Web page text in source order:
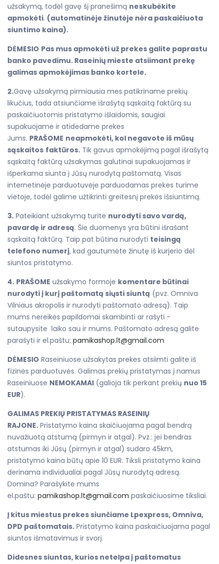
užsakymą, todėl gavę šį pranešimą neskubėkite
apmokėti. (automatinėje žinutėje nėra paskaičiuota
siuntimo kaina).
DĖMESIO Pas mus apmokėti už prekes galite paprastu
banko pavedimu. Raseinių mieste atsiimant prekę
galimas apmokėjimas banko kortele.
2.Gavę užsakymą pirmiausia mes patikriname prekių
likučius, tada atsiunčiame išrašytą sąskaitą faktūrą su
paskaičiuotomis pristatymo išlaidomis, saugiai
supakuojame ir atidedame prekes
Jums. PRAŠOME neapmokėti, kol negavote iš mūsų
sąskaitos faktūros. Tik gavus apmokėjimą pagal išrašytą
sąskaitą faktūrą užsakymas galutinai supakuojamas ir
išperkama siunta į Jūsų nurodytą paštomatą. Visas
internetinėje parduotuvėje parduodamas prekes turime
vietoje, todėl galime užtikrinti greitesnį prekės išsiuntimą.
3. Pateikiant užsakymą turite nurodyti savo vardą,
pavardę ir adresą. Šie duomenys yra būtini išrašant
sąskaitą faktūrą. Taip pat būtina nurodyti teisingą
telefono numerį, kad gautumėte žinutę iš kurjerio dėl
siuntos pristatymo.
4. PRAŠOME užsakymo formoje komentare būtinai
nurodyti į kurį paštomatą siųsti siuntą (pvz. Omniva
Vilniaus akropolis ir nurodyti paštomato adresą). Taip
mums nereikės papildomai skambinti ar rašyti -
sutaupysite laiko sau ir mums. Paštomato adresą galite
parašyti ir el.paštu: pamikashop.lt@gmail.com
DĖMESIO Raseiniuose užsakytas prekes atsiimti galite iš
fizinės parduotuvės. Galimas prekių pristatymas į namus
Raseiniuose NEMOKAMAI (galioja tik perkant prekių nuo 15
EUR).
GALIMAS PREKIŲ PRISTATYMAS RASEINIŲ
RAJONE. Pristatymo kaina skaičiuojama pagal bendrą
nuvažiuotą atstumą (pirmyn ir atgal). Pvz.: jei bendras
atstumas iki Jūsų (pirmyn ir atgal) sudaro 45km,
pristatymo kaina būtų apie 10 EUR. Tiksli pristatymo kaina
derinama individualiai pagal Jūsų nurodytą adresą.
Domina? Parašykite mums
el.paštu: pamikashop.lt@gmail.com paskaičiuosime tiksliai.
Į kitus miestus prekes siunčiame Lpexpress, Omniva,
DPD paštomatais. Pristatymo kaina paskaičiuojama pagal
siuntos išmatavimus ir svorį.
Didesnes siuntas, kurios netelpa į paštomatus